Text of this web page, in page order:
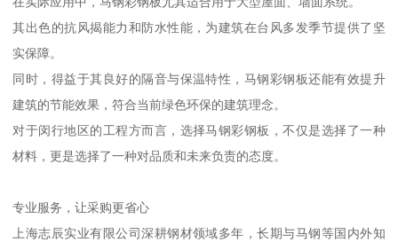
其出色的抗风揭能力和防水性能，为建筑在台风多发季节提供了坚
实保障。
同时，得益于其良好的隔音与保温特性，马钢彩钢板还能有效提升
建筑的节能效果，符合当前绿色环保的建筑理念。
对于闵行地区的工程方而言，选择马钢彩钢板，不仅是选择了一种
材料，更是选择了一种对品质和未来负责的态度。
专业服务，让采购更省心
上海志辰实业有限公司深耕钢材领域多年，长期与马钢等国内外知